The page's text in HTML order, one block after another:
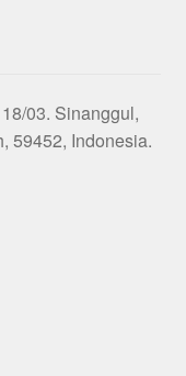
03. Sinanggul,
59452, Indonesia.